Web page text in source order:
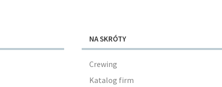
NA SKRÓTY
Crewing
Katalog firm